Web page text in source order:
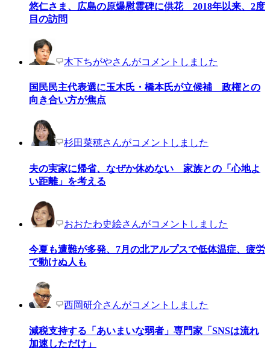
悠仁さま、広島の原爆慰霊碑に供花 2018年以来、2度
目の訪問
木下ちがやさんがコメントしました
国民民主代表選に玉木氏・橋本氏が立候補 政権との
向き合い方が焦点
杉田菜穂さんがコメントしました
夫の実家に帰省、なぜか休めない 家族との「心地よ
い距離」を考える
おおたわ史絵さんがコメントしました
今夏も遭難が多発、7月の北アルプスで低体温症、疲労
で動けぬ人も
西岡研介さんがコメントしました
減税支持する「あいまいな弱者」専門家「SNSは流れ
加速しただけ」